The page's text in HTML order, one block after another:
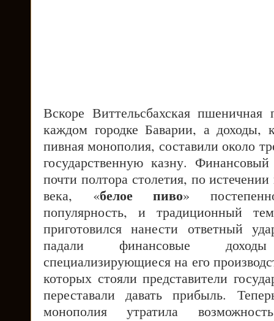
Вскоре Виттельсбахская пшеничная
каждом городке Баварии, а доходы,
пивная монополия, составили около
государственную казну.
почти полтора столетия, по
века, «белое пиво»
популярность, и традиционный
приготовился нанести ответный
падали финансовые
специализирующиеся на его
которых стояли представители
переставали давать прибыль.
монополия утратила